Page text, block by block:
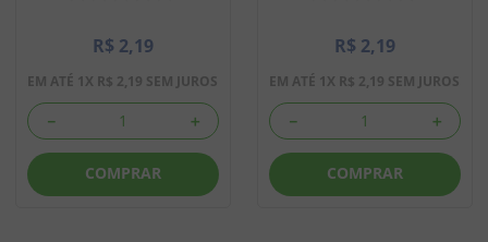
R$ 2,19
EM ATÉ 1X R$ 2,19 SEM JUROS
＋
－
COMPRAR
R$ 2,19
EM ATÉ 1X R$ 2,19 SEM JUROS
＋
－
COMPRAR